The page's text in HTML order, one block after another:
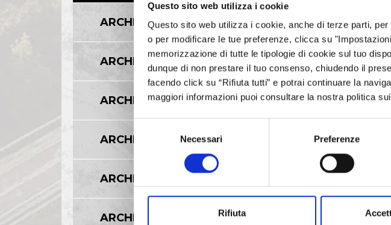
Questo sito web utilizza i cookie
Questo sito web utilizza i cookie, anche di terze parti,
o per modificare le tue preferenze, clicca su
memorizzazione di tutte le tipologie di cookie sul tuo
dunque di non prestare il tuo consenso, chiudendo il
facendo click su “Rifiuta tutti” e potrai continuare la
maggiori informazioni puoi consultare la nostra politica
Necessari Preferenze
Rifiuta
Dimissioni di un
02:00 - 01/09/2015
Avviso di avvenuto
30 giugno 2015
Avviso di
30 giugno 2015 sul
02:00 - 04/08/2015
ARCHIVIO 2014
ARCHIVIO 2013
ARCHIVIO 2012
ARCHIVIO 2011
ARCHIVIO 2010
ARCHIVIO 2009